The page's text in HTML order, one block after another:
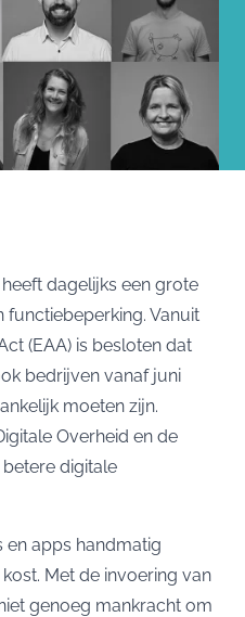
dagelijks een grote
Vanuit
(EAA) is besloten dat
bedrijven vanaf juni
moeten zijn.
Overheid en de
digitale
en apps handmatig
Met de invoering van
genoeg mankracht om